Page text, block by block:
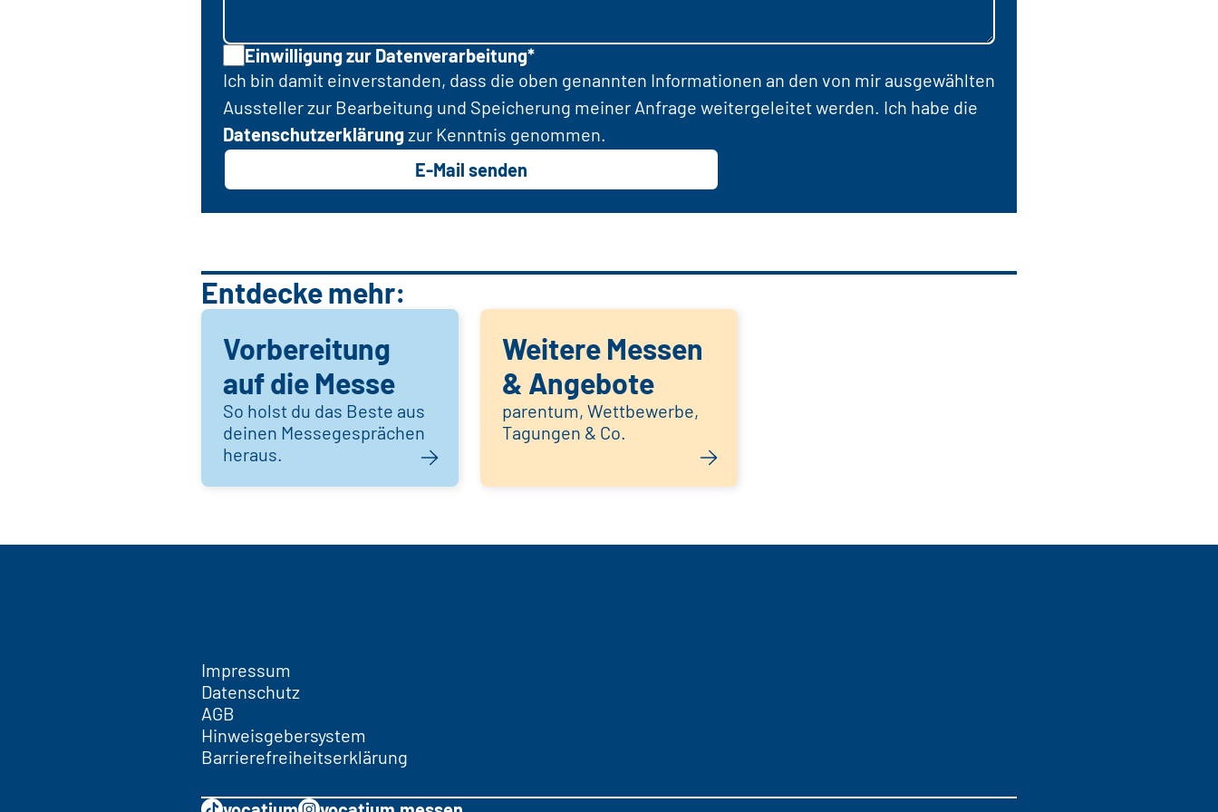
Einwilligung zur Datenverarbeitung*
Ich bin damit einverstanden, dass die oben genannten Informationen an den von mir ausgewählten
Aussteller zur Bearbeitung und Speicherung meiner Anfrage weitergeleitet werden. Ich habe die
Datenschutzerklärungzur Kenntnis genommen.
E-Mail senden
Entdecke mehr:
Vorbereitung
auf die Messe
So holst du das Beste aus
deinen Messegesprächen
heraus.
Weitere Messen
& Angebote
parentum, Wettbewerbe,
Tagungen & Co.
Impressum
Datenschutz
AGB
Hinweisgebersystem
Barrierefreiheitserklärung